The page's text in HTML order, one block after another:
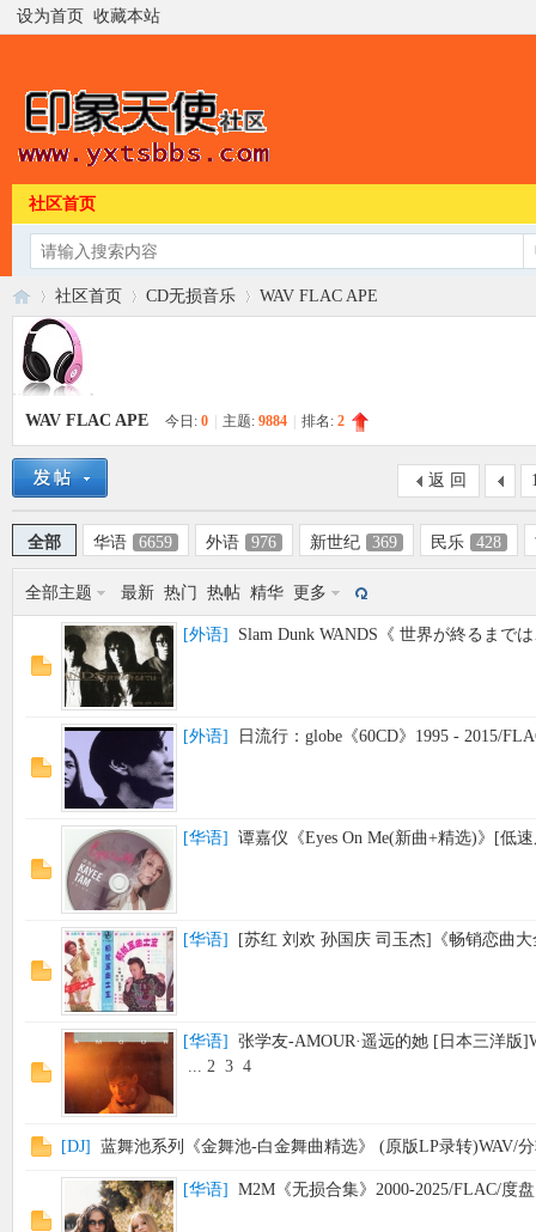
设为首页 收藏本站
社区首页
印 »
社区首页 CD无损音乐 WAV FLAC APE
WAV FLAC APE 今日: 0 主题: 9884 排名: 2
返 回
全部 华语 6659 外语 976 新世纪 369 民乐 428
全部主题 最新 热门 热帖 精华 更多
[外语] Slam Dunk WANDS《 世界が終るまで
[外语] 日流行：globe《60CD》1995 - 2015/
[华语] 谭嘉仪《Eyes On Me(新曲+精选)》[低
[华语] [苏红 刘欢 孙国庆 司玉杰]《畅销恋曲
[华语]
张学友-AMOUR·遥远的她 [日本三洋版
... 2 3 4
[DJ] 蓝舞池系列《金舞池-白金舞曲精选》 (原版LP录转)WAV/
[华语] M2M《无损合集》2000-2025/FLAC/度盘